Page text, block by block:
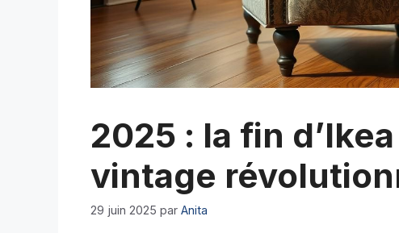
2025 : la fin
vintage
29 juin 2025 par Anita